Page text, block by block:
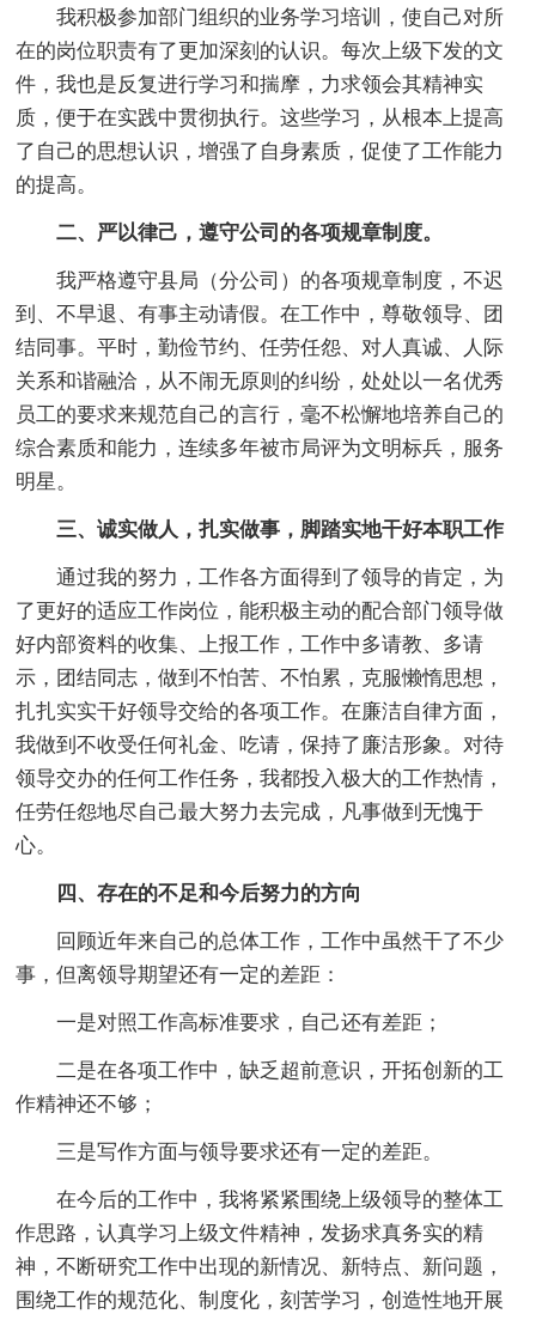
我积极参加部门组织的业务学习培训，使自己对所
在的岗位职责有了更加深刻的认识。每次上级下发的文
件，我也是反复进行学习和揣摩，力求领会其精神实
质，便于在实践中贯彻执行。这些学习，从根本上提高
了自己的思想认识，增强了自身素质，促使了工作能力
的提高。
二、严以律己，遵守公司的各项规章制度。
我严格遵守县局（分公司）的各项规章制度，不迟
到、不早退、有事主动请假。在工作中，尊敬领导、团
结同事。平时，勤俭节约、任劳任怨、对人真诚、人际
关系和谐融洽，从不闹无原则的纠纷，处处以一名优秀
员工的要求来规范自己的言行，毫不松懈地培养自己的
综合素质和能力，连续多年被市局评为文明标兵，服务
明星。
三、诚实做人，扎实做事，脚踏实地干好本职工作
通过我的努力，工作各方面得到了领导的肯定，为
了更好的适应工作岗位，能积极主动的配合部门领导做
好内部资料的收集、上报工作，工作中多请教、多请
示，团结同志，做到不怕苦、不怕累，克服懒惰思想，
扎扎实实干好领导交给的各项工作。在廉洁自律方面，
我做到不收受任何礼金、吃请，保持了廉洁形象。对待
领导交办的任何工作任务，我都投入极大的工作热情，
任劳任怨地尽自己最大努力去完成，凡事做到无愧于
心。
四、存在的不足和今后努力的方向
回顾近年来自己的总体工作，工作中虽然干了不少
事，但离领导期望还有一定的差距：
一是对照工作高标准要求，自己还有差距；
二是在各项工作中，缺乏超前意识，开拓创新的工
作精神还不够；
三是写作方面与领导要求还有一定的差距。
在今后的工作中，我将紧紧围绕上级领导的整体工
作思路，认真学习上级文件精神，发扬求真务实的精
神，不断研究工作中出现的新情况、新特点、新问题，
围绕工作的规范化、制度化，刻苦学习，创造性地开展